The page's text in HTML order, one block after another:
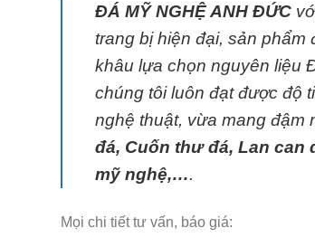
ĐÁ MỸ NGHỆ ANH ĐỨC
trang bị hiện đại, sản
khâu lựa chọn nguyên liệu
chúng tôi luôn đạt được độ
nghệ thuật, vừa mang đậm
đá, Cuốn thư đá, Lan can
mỹ nghệ,….
Mọi chi tiết tư vấn, báo giá: